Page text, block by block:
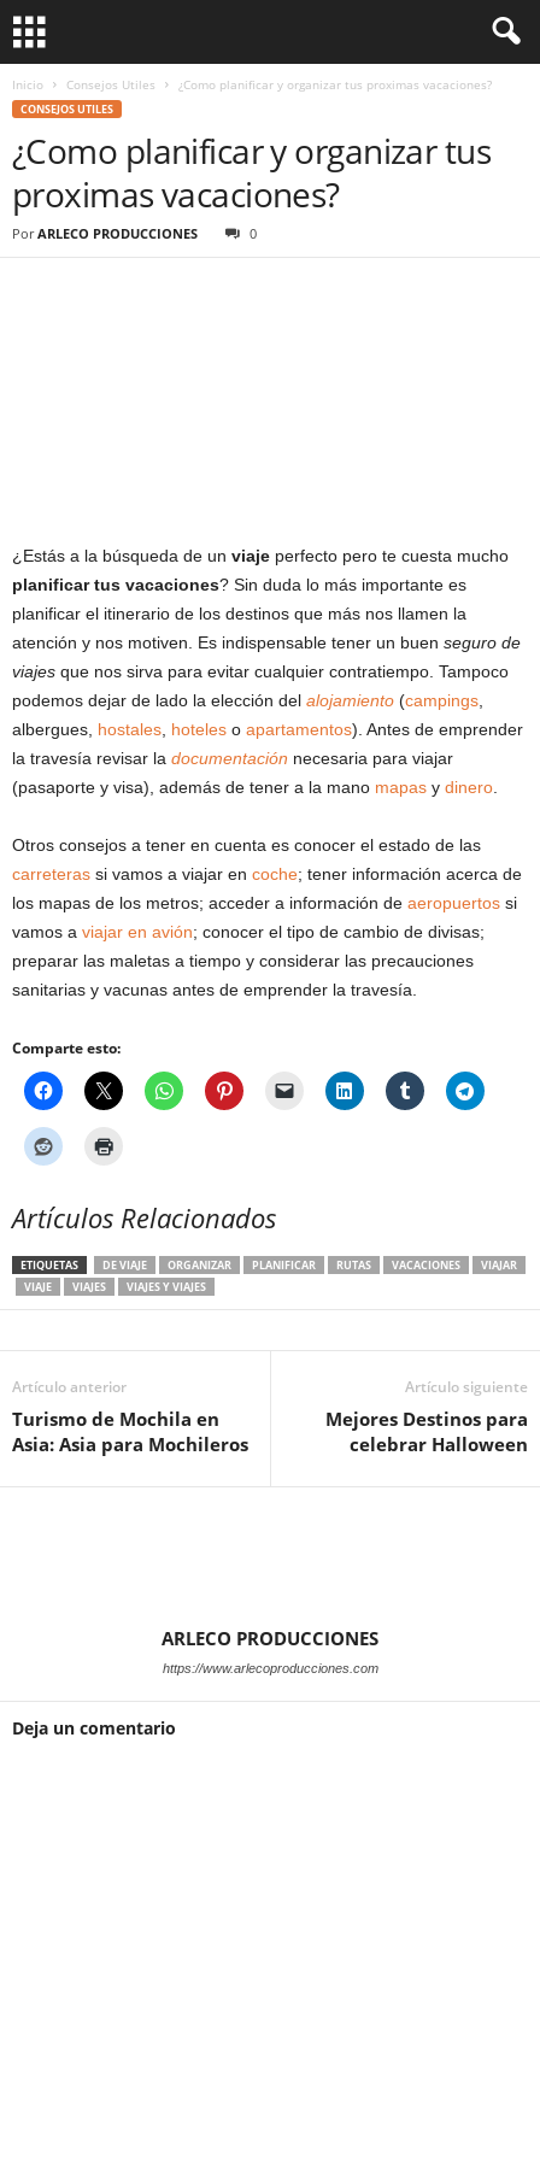
Inicio Consejos Utiles ¿Como planificar y organizar tus proximas vacaciones?
CONSEJOS UTILES
¿Como planificar y organizar tus
proximas vacaciones?
Por ARLECO PRODUCCIONES 0
¿Estás a la búsqueda de un viaje perfecto pero te cuesta mucho
planificar tus vacaciones? Sin duda lo más importante es
planificar el itinerario de los destinos que más nos llamen la
atención y nos motiven. Es indispensable tener un buen seguro de
viajes que nos sirva para evitar cualquier contratiempo. Tampoco
podemos dejar de lado la elección del alojamiento (campings
albergues, hostales hoteles o apartamentos). Antes de emprender
la travesía revisar la documentación necesaria para viajar
(pasaporte y visa), además de tener a la mano mapas y dinero
Otros consejos a tener en cuenta es conocer el estado de las
carreteras si vamos a viajar en coche; tener información acerca de
los mapas de los metros; acceder a información de aeropuertos si
vamos a viajar en avión; conocer el tipo de cambio de divisas;
preparar las maletas a tiempo y considerar las precauciones
sanitarias y vacunas antes de emprender la travesía.
Comparte esto:
Artículos Relacionados
ETIQUETAS DE VIAJE ORGANIZAR PLANIFICAR RUTAS VACACIONES
VIAJAR
VIAJE
VIAJES VIAJES Y VIAJES
Artículo anterior
Turismo de Mochila en
Asia: Asia para Mochileros
Artículo siguiente
Mejores Destinos para
celebrar Halloween
ARLECO PRODUCCIONES
https://www.arlecoproducciones.com
Deja un comentario